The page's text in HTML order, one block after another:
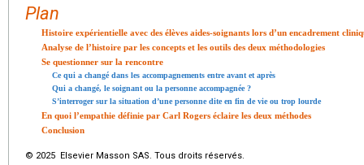
Plan
Histoire expérientielle avec des élèves aides-soignants lors d’un encadrement
Analyse de l’histoire par les concepts et les outils des deux méthodologies
Se questionner sur la rencontre
Ce qui a changé dans les accompagnements entre avant et après
Qui a changé, le soignant ou la personne accompagnée ?
S’interroger sur la situation d’une personne dite en fin de vie ou trop lourde
En quoi l’empathie définie par Carl Rogers éclaire les deux méthodes
Conclusion
© 2025 Elsevier Masson SAS. Tous droits réservés.